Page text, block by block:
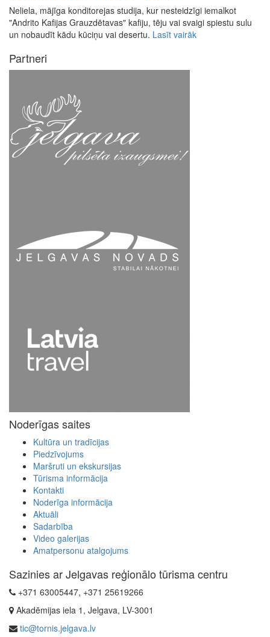
Neliela, mājīga konditorejas studija, kur nesteidzīgi iemalkot
"Andrito Kafijas Grauzdētavas" kafiju, tēju vai svaigi spiestu sulu
un nobaudīt kādu kūciņu vai desertu. Lasīt vairāk
Partneri
Noderīgas saites
Kultūra un tradīcijas
Piedzīvojums
Maršruti un ekskursijas
Tūrisma informācija
Kontakti
Noderīga informācija
Aktuāli
Sadarbība
Video galerijas
Amatpersonu atalgojums
Sazinies ar Jelgavas reģionālo tūrisma centru
+371 63005447, +371 25619266
Akadēmijas iela 1, Jelgava, LV-3001
tic@tornis.jelgava.lv